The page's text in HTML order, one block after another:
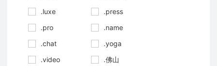
.luxe
.press
.pro
.name
.chat
.yoga
.video
.佛山